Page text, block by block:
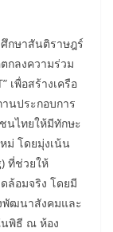
กษาสันติราษฎร์
กลงความร่วม
เพื่อสร้างเครือ
นประกอบการ
นไทยให้มีทักษะ
ม่ โดยมุ่งเน้น
ที่ช่วยให้
ล้อมจริง โดยมี
พัฒนาสังคมและ
นพิธี ณ ห้อง